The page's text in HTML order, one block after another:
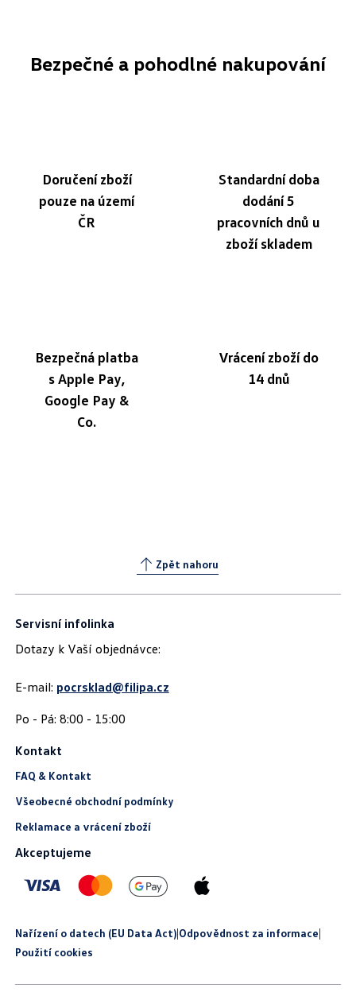
Bezpečné a pohodlné nakupování
Doručení zboží
pouze na území
ČR
Standardní doba
dodání 5
pracovních dnů u
zboží skladem
Bezpečná platba
s Apple Pay,
Google Pay &
Co.
Vrácení zboží do
14 dnů
Zpět nahoru
Servisní infolinka
Dotazy k Vaší objednávce:
E-mail: pocrsklad@filipa.cz
Kontakt
FAQ & Kontakt
Všeobecné obchodní podmínky
Reklamace a vrácení zboží
Akceptujeme
Nařízení o datech (EU Data Act)|Odpovědnost za informace|
Použití cookies